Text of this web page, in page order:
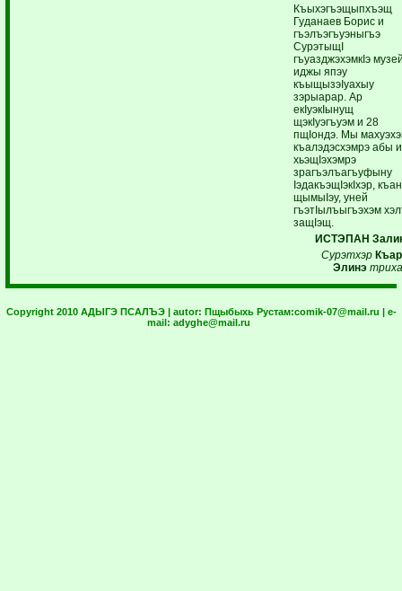
Къыхэгъэщыпхъэщ
Гуданаев Борис и
гъэлъэгъуэныгъэ
СурэтыщI
гъуазджэхэмкIэ
иджы япэу
къыщызэIуахыу
зэрыарар. Ар
екIуэкIынущ
щэкIуэгъуэм и 28
пщIондэ. Мы
къалэдэсхэмрэ абы и
хьэщIэхэмрэ
зрагъэлъагъуфыну
IэдакъэщIэкIхэр,
щымыIэу, уней
гъэтIылъыгъэхэм
защIэщ.
ИСТЭПАН
Сурэтхэр
Элинэ
Copyright 2010 АДЫГЭ ПСАЛЪЭ | autor: Пщыбыхь Рустам:comik-07@mail.ru | e-
mail: adyghe@mail.ru